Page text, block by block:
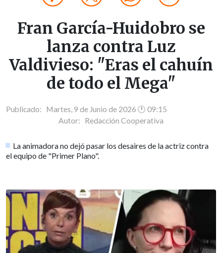
Fran García-Huidobro se
lanza contra Luz
Valdivieso: "Eras el cahuín
de todo el Mega"
Publicado: Martes, 9 de Junio de 2026 🕐 09:15
Autor: Redacción Cooperativa
La animadora no dejó pasar los desaires de la actriz contra
el equipo de "Primer Plano".